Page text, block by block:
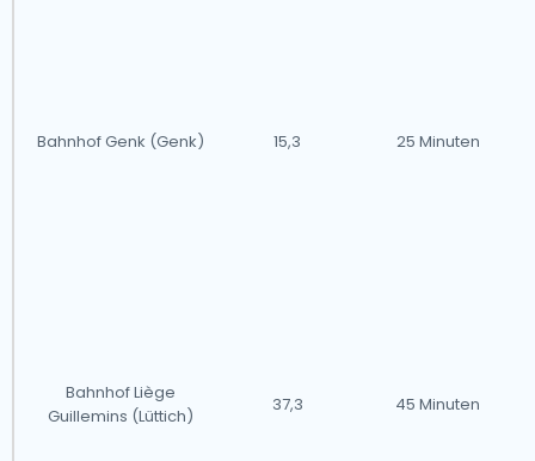
Bahnhof Genk (Genk) 15,3 25 Minuten
Bahnhof Liège
Guillemins (Lüttich)
37,3 45 Minuten